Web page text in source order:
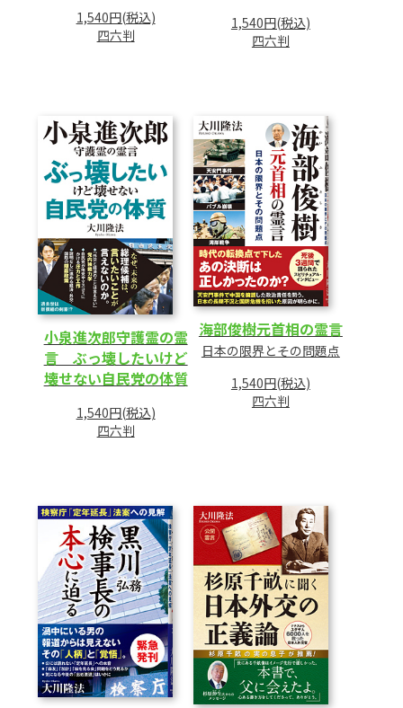
1,540円(税込)
四六判
1,540円(税込)
四六判
小泉進次郎守護霊の霊
言 ぶっ壊したいけど
壊せない自民党の体質
1,540円(税込)
四六判
海部俊樹元首相の霊言
日本の限界とその問題点
1,540円(税込)
四六判